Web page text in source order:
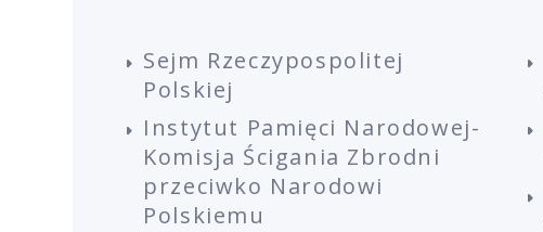
Sejm Rzeczypospolitej
Polskiej
Instytut Pamięci Narodowej-
Komisja Ścigania Zbrodni
przeciwko Narodowi
Polskiemu